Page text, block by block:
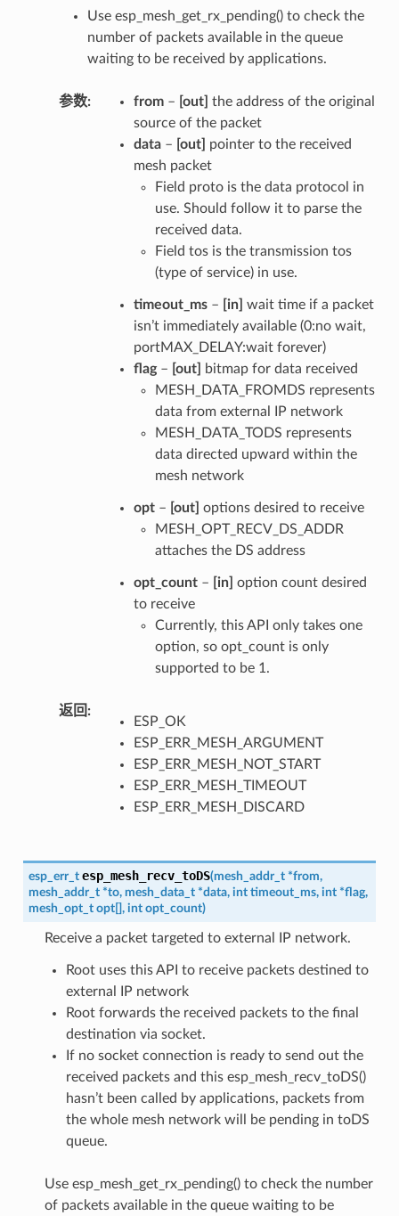
Use esp_mesh_get_rx_pending() to check the
number of packets available in the queue
waiting to be received by applications.
参数 from– [out] the address of the original
source of the packet
data– [out]
pointer to the received
mesh packet
Field proto is the data protocol in
use. Should follow it to parse the
received data.
Field tos is the transmission tos
(type of service) in use.
timeout_ms– [in] wait time if a packet
isn’t immediately available (0:no wait,
portMAX_DELAY:wait forever)
flag– [out]
bitmap for data received
MESH_DATA_FROMDS represents
data from external IP network
MESH_DATA_TODS represents
data directed upward within the
mesh network
opt– [out] options desired to receive
MESH_OPT_RECV_DS_ADDR
attaches the DS address
opt_count– [in] option count desired
to receive
Currently, this API only takes one
option, so opt_count is only
supported to be 1.
返回
ESP_OK
ESP_ERR_MESH_ARGUMENT
ESP_ERR_MESH_NOT_START
ESP_ERR_MESH_TIMEOUT
ESP_ERR_MESH_DISCARD
esp_err_t esp_mesh_recv_toDS(mesh_addr_t *from,
mesh_addr_t *to, mesh_data_t *data, int timeout_ms, int *flag,
mesh_opt_t opt[], int opt_count)
Receive a packet targeted to external IP network.
Root uses this API to receive packets destined to
external IP network
Root forwards the received packets to the final
destination via socket.
If no socket connection is ready to send out the
received packets and this esp_mesh_recv_toDS()
hasn’t been called by applications, packets from
the whole mesh network will be pending in toDS
queue.
Use esp_mesh_get_rx_pending() to check the number
of packets available in the queue waiting to be